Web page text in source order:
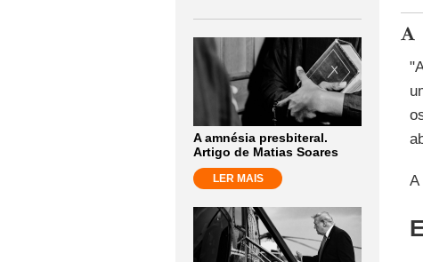
A amnésia presbiteral.
Artigo de Matias Soares
LER MAIS A